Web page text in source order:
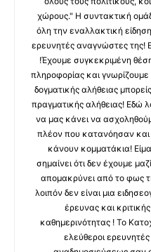
χώρους." Η συντακτική
όλη την εναλλακτική
ερευνητές αναγνώστες της!
!Έχουμε συγκεκριμένη
πληροφορίας και γνωρίζουμε
δογματικής αλήθειας
πραγματικής αλήθειας! Εδώ
να μας κάνει να
πλέον που κατανόησαν και
κάνουν κομματάκια!
σημαίνει ότι δεν έχουμε
απομακρύνει από το φως
λοιπόν δεν είναι μια
έρευνας και
καθημερινότητας ! Το
ελεύθεροι